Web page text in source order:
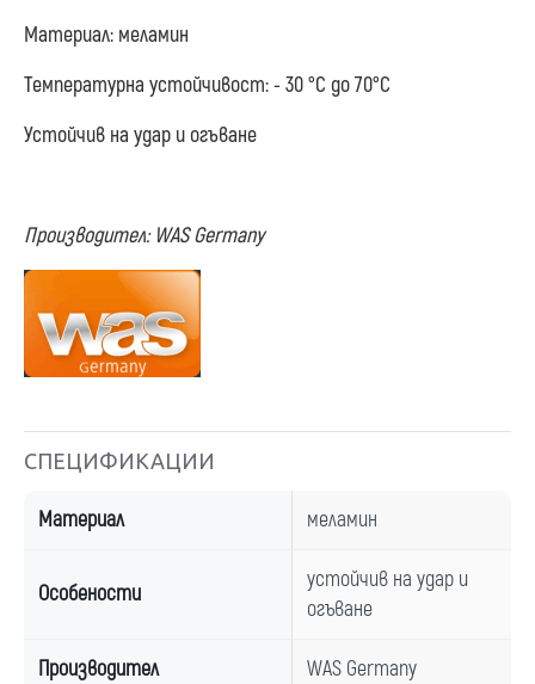
Материал: меламин
Температурна устойчивост: - 30 °С до 70°С
Устойчив на удар и огъване
Производител: WAS Germany
СПЕЦИФИКАЦИИ
Материал меламин
Особености
устойчив на удар и
огъване
Производител WAS Germany